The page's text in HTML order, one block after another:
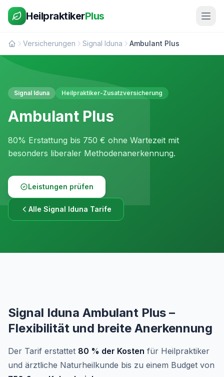
HeilpraktikerPlus
Versicherungen Signal Iduna Ambulant Plus
Signal Iduna Heilpraktiker-Zusatzversicherung
Ambulant Plus
80% Erstattung bis 750 € ohne Wartezeit mit
besonders liberaler Methodenanerkennung.
Leistungen prüfen
Alle Signal Iduna Tarife
Signal Iduna Ambulant Plus –
Flexibilität und breite Anerkennung
Der Tarif erstattet 80 % der Kosten für Heilpraktiker
und ärztliche Naturheilkunde bis zu einem Budget von